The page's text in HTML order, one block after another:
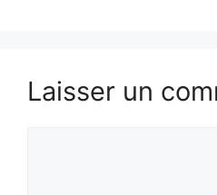
Laisser un